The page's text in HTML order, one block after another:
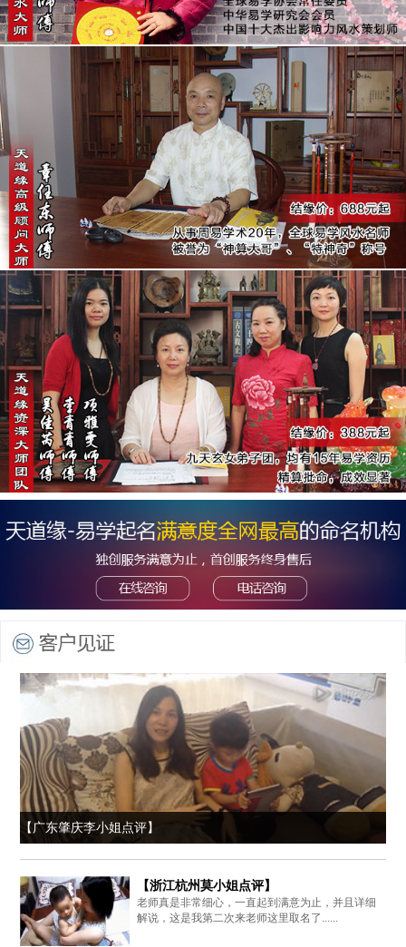
【广东肇庆李小姐点评】
【浙江杭州莫小姐点评】
老师真是非常细心，一直起到满意为止，并且详细
解说，这是我第二次来老师这里取名了......